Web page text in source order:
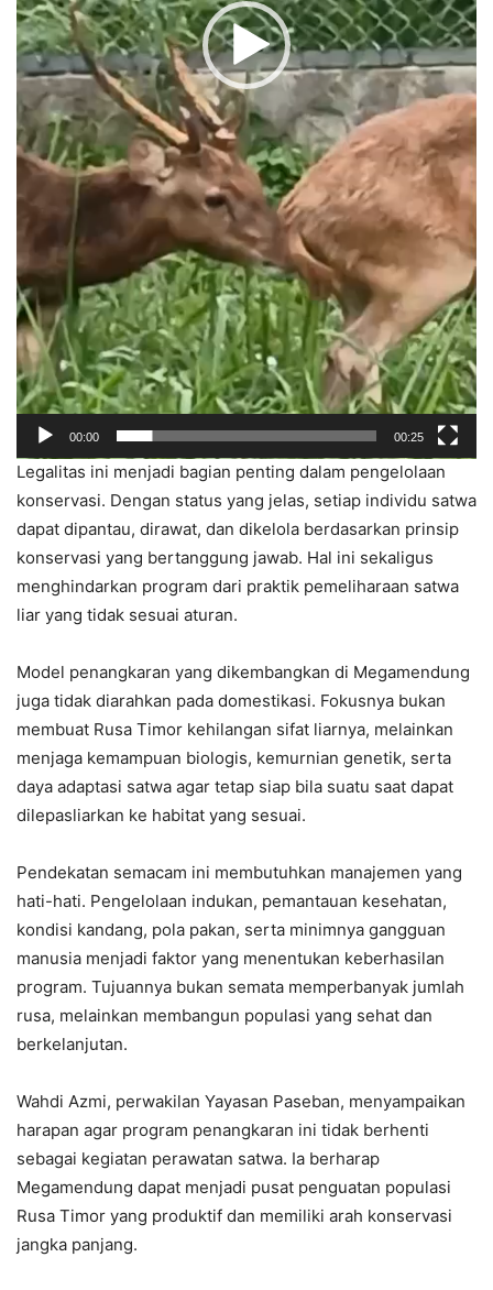
00:00 00:25
Legalitas ini menjadi bagian penting dalam pengelolaan
konservasi. Dengan status yang jelas, setiap individu satwa
dapat dipantau, dirawat, dan dikelola berdasarkan prinsip
konservasi yang bertanggung jawab. Hal ini sekaligus
menghindarkan program dari praktik pemeliharaan satwa
liar yang tidak sesuai aturan.
Model penangkaran yang dikembangkan di Megamendung
juga tidak diarahkan pada domestikasi. Fokusnya bukan
membuat Rusa Timor kehilangan sifat liarnya, melainkan
menjaga kemampuan biologis, kemurnian genetik, serta
daya adaptasi satwa agar tetap siap bila suatu saat dapat
dilepasliarkan ke habitat yang sesuai.
Pendekatan semacam ini membutuhkan manajemen yang
hati-hati. Pengelolaan indukan, pemantauan kesehatan,
kondisi kandang, pola pakan, serta minimnya gangguan
manusia menjadi faktor yang menentukan keberhasilan
program. Tujuannya bukan semata memperbanyak jumlah
rusa, melainkan membangun populasi yang sehat dan
berkelanjutan.
Wahdi Azmi, perwakilan Yayasan Paseban, menyampaikan
harapan agar program penangkaran ini tidak berhenti
sebagai kegiatan perawatan satwa. Ia berharap
Megamendung dapat menjadi pusat penguatan populasi
Rusa Timor yang produktif dan memiliki arah konservasi
jangka panjang.